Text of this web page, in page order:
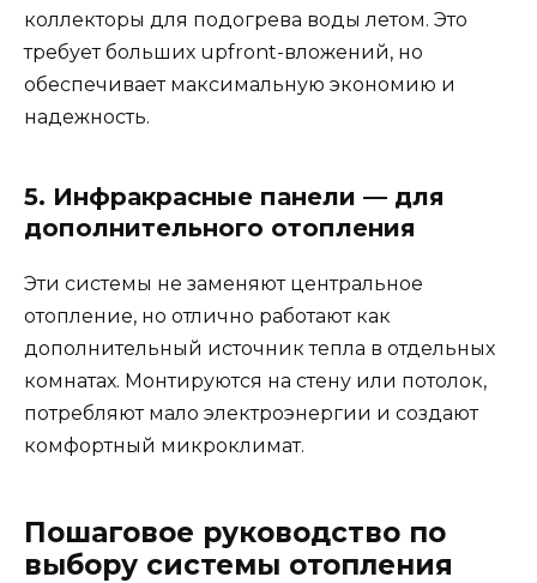
коллекторы для подогрева воды летом. Это
требует больших upfront-вложений, но
обеспечивает максимальную экономию и
надежность.
5. Инфракрасные панели — для
дополнительного отопления
Эти системы не заменяют центральное
отопление, но отлично работают как
дополнительный источник тепла в отдельных
комнатах. Монтируются на стену или потолок,
потребляют мало электроэнергии и создают
комфортный микроклимат.
Пошаговое руководство по
выбору системы отопления